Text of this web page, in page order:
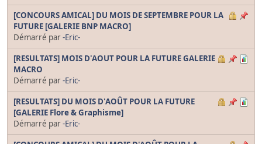
[CONCOURS AMICAL] DU MOIS DE SEPTEMBRE POUR LA
FUTURE [GALERIE BNP MACRO]
Démarré par-Eric-
[RESULTATS] MOIS D'AOUT POUR LA FUTURE GALERIE
MACRO
Démarré par-Eric-
[RESULTATS] DU MOIS D'AOÛT POUR LA FUTURE
[GALERIE Flore & Graphisme]
Démarré par-Eric-